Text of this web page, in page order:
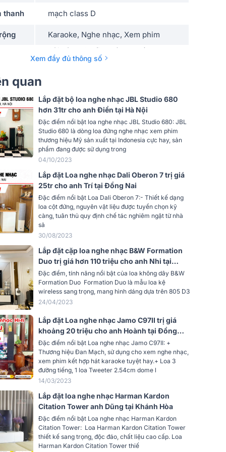
thanh mạch class D
Karaoke, Nghe nhạc, Xem phim
Cài dây, RCA (jac bông sen), AUX
3.5mm
Gỗ MDF
Cao cấp
Hi-end
Subwoofer
Active (Liền công suất)
15m2 - 20m2
loa
sợi Kevlar cao cấp
33 Kohms
± 3B 25Hz - 40/ 140Hz điều chỉnh
được (EQ ở A)
x
325 x 325 x 348 mm
16.8 kg
Xem đầy đủ thông số
quan
Lắp đặt bộ loa nghe nhạc JBL Studio 680
hơn 31tr cho anh Điền tại Hà Nội
Đặc điểm nổi bật loa nghe nhạc JBL Studio 680: JBL
Studio 680 là dòng loa đứng nghe nhạc xem phim
thương hiệu Mỹ sản xuất tại Indonesia cực hay, sản
phẩm đang được sử dụng trong
04/10/2023
Lắp đặt Loa nghe nhạc Dali Oberon 7 trị giá
25tr cho anh Trí tại Đồng Nai
Đặc điểm nổi bật Loa Dali Oberon 7:- Thiết kế dạng
loa cột đứng, nguyên vật liệu được tuyển chọn kỹ
càng, tuân thủ quy định chế tác nghiêm ngặt từ nhà
sả
30/08/2023
Lắp đặt cặp loa nghe nhạc B&W Formation
Duo trị giá hơn 110 triệu cho anh Nhi tại
TPHCM
Đặc điểm, tính năng nổi bật của loa không dây B&W
Formation Duo Formation Duo là mẫu loa kệ
wireless sang trọng, mang hình dáng dựa trên 805 D3
24/04/2023
Lắp đặt Loa nghe nhạc Jamo C97II trị giá
khoảng 20 triệu cho anh Hoành tại Đồng
Nai
Đặc điểm nổi bật Loa nghe nhạc Jamo C97II: +
Thương hiệu Đan Mạch, sử dụng cho xem nghe nhạc,
xem phim kết hợp hát karaoke tuyệt hay.+ Loa 3
đường tiếng, 1 loa Tweeter 2.54cm dome l
14/03/2023
Lắp đặt loa nghe nhạc Harman Kardon
Citation Tower anh Dũng tại Khánh Hòa
Đặc điểm nổi bật Loa nghe nhạc Harman Kardon
Citation Tower: Loa Harman Kardon Citation Tower
thiết kế sang trọng, độc đáo, chất liệu cao cấp. Loa
Harman Kardon Citation Tower thiế